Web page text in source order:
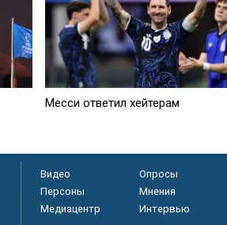
Месси ответил хейтерам
Видео Опросы
Персоны
Мнения
Медиацентр
Интервью